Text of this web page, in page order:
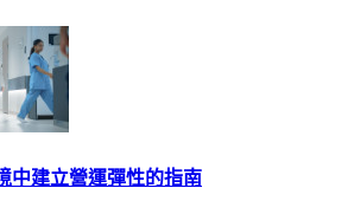
中建立營運彈性的指南